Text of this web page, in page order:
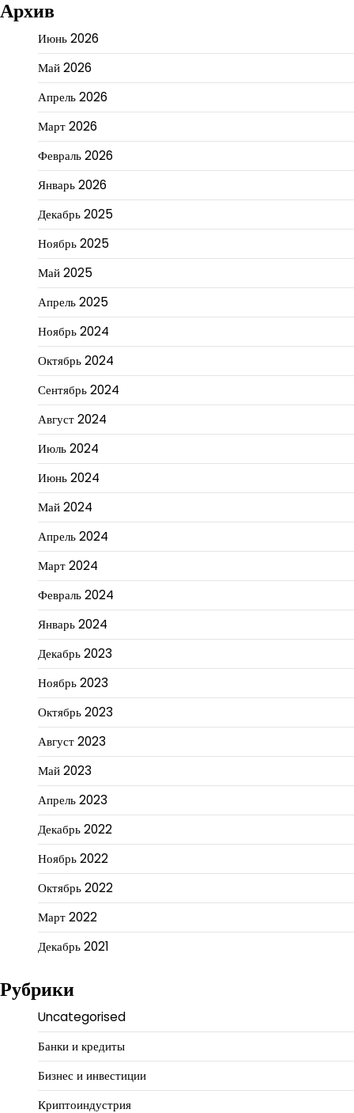
Архив
Июнь 2026
Май 2026
Апрель 2026
Март 2026
Февраль 2026
Январь 2026
Декабрь 2025
Ноябрь 2025
Май 2025
Апрель 2025
Ноябрь 2024
Октябрь 2024
Сентябрь 2024
Август 2024
Июль 2024
Июнь 2024
Май 2024
Апрель 2024
Март 2024
Февраль 2024
Январь 2024
Декабрь 2023
Ноябрь 2023
Октябрь 2023
Август 2023
Май 2023
Апрель 2023
Декабрь 2022
Ноябрь 2022
Октябрь 2022
Март 2022
Декабрь 2021
Рубрики
Uncategorised
Банки и кредиты
Бизнес и инвестиции
Криптоиндустрия